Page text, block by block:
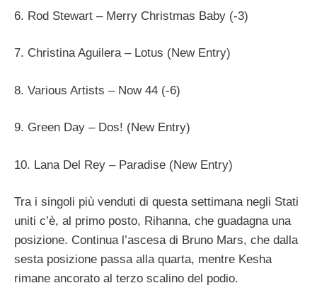
6. Rod Stewart – Merry Christmas Baby (-3)
7. Christina Aguilera – Lotus (New Entry)
8. Various Artists – Now 44 (-6)
9. Green Day – Dos! (New Entry)
10. Lana Del Rey – Paradise (New Entry)
Tra i singoli più venduti di questa settimana negli Stati
uniti c’è, al primo posto, Rihanna, che guadagna una
posizione. Continua l’ascesa di Bruno Mars, che dalla
sesta posizione passa alla quarta, mentre Kesha
rimane ancorato al terzo scalino del podio.